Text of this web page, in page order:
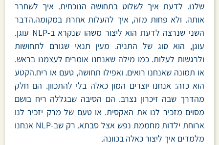
שלנו. לדעת איך לשלוט בתחושה הנוכחית. איך לשחרר
אותה. ולא פחות מזה, איך להעלות אחרת במקומה.הדבר
השני שנרצה לדעת הוא ליצור משהו שנקרא ב-NLP עוגן.
עוגן, הוא סוג של התניה. מעין תנאי שגורם לתחושות
ולרגשות לעלות. כמו מילה שאנחנו אומרים לעצמנו בראש.
או תמונה שאנחנו רואים. ואפילו תחושה, טעם או ריח.הקטע
הוא כזה: אנחנו יוצרים המון כאלה בלי להתכוון. הם חלק
מהדרך שבה זיכרון נצרב. הם הסיבה שבגללה ריח בושם
מסוים מזכיר לנו את האקסית. או טעם של מרק יזכיר לנו
ארוחת ילדות מחממת נפש אצל סבתא. רק שב-NLP אנחנו
מלמדים איך ליצור כאלה בכוונה.